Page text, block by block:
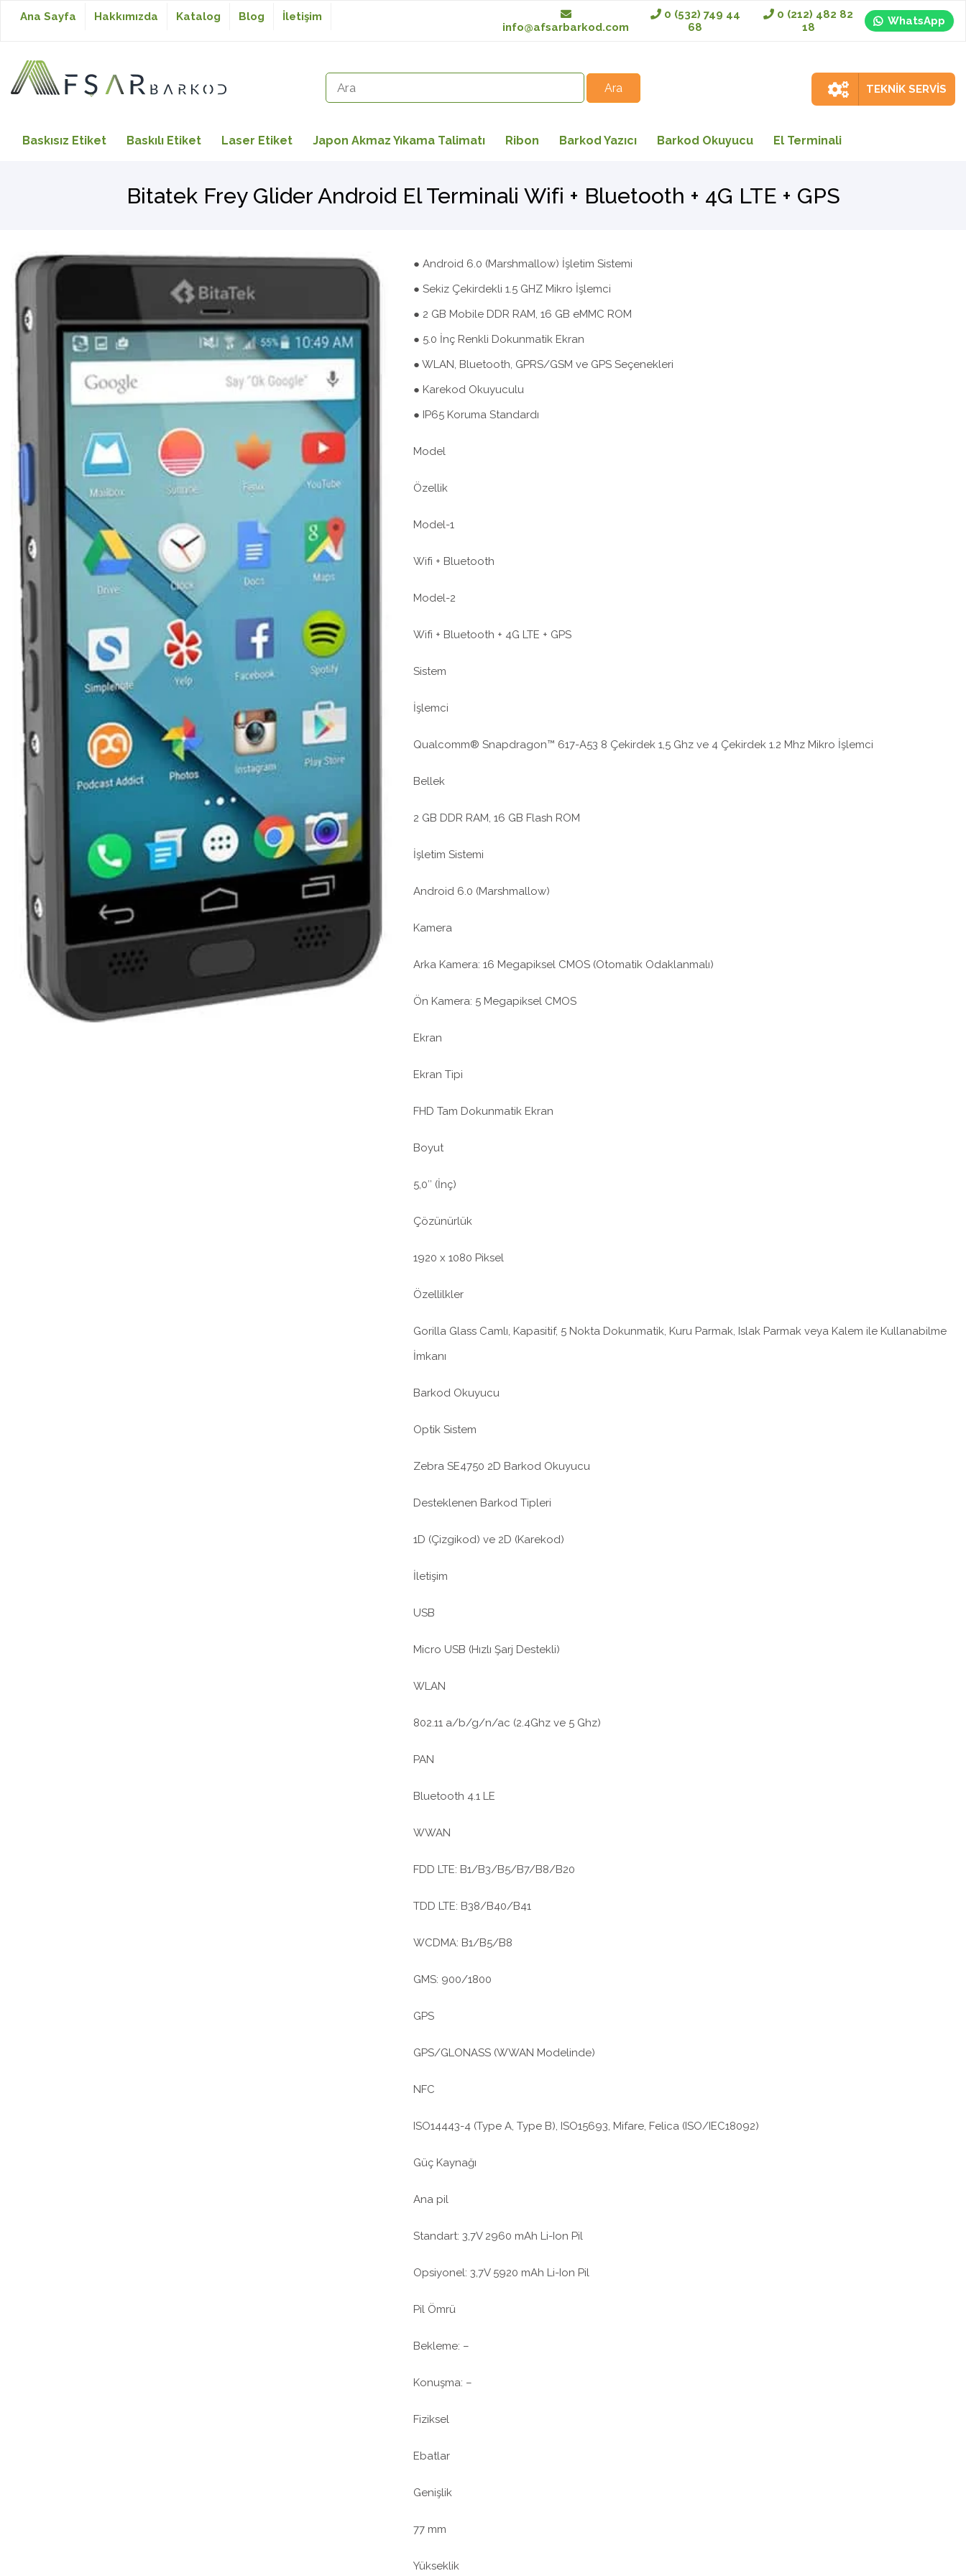
Baskısız Etiket
Ribon
Barkod Yazıcı
Barkod Okuyucu
El Terminali
Ana Sayfa Hakkımızda Katalog Blog
İletişim
info@afsarbarkod.com
0 (532) 749 44
68
0 (212) 482 82
18
WhatsApp
TEKNİK SERVİS
Baskısız Etiket Baskılı Etiket Laser Etiket Japon Akmaz Yıkama Talimatı Ribon Barkod Yazıcı Barkod Okuyucu El Terminali
Bitatek Frey Glider Android El Terminali Wifi + Bluetooth + 4G LTE + GPS
● Android 6.0 (Marshmallow) İşletim Sistemi
● Sekiz Çekirdekli 1.5 GHZ Mikro İşlemci
● 2 GB Mobile DDR RAM, 16 GB eMMC ROM
● 5.0 İnç Renkli Dokunmatik Ekran
● WLAN, Bluetooth, GPRS/GSM ve GPS Seçenekleri
● Karekod Okuyuculu
● IP65 Koruma Standardı
Model
Özellik
Model-1
Wifi + Bluetooth
Model-2
Wifi + Bluetooth + 4G LTE + GPS
Sistem
İşlemci
Qualcomm® Snapdragon™ 617-A53 8 Çekirdek 1,5 Ghz ve 4 Çekirdek 1.2 Mhz Mikro İşlemci
Bellek
2 GB DDR RAM, 16 GB Flash ROM
İşletim Sistemi
Android 6.0 (Marshmallow)
Kamera
Arka Kamera: 16 Megapiksel CMOS (Otomatik Odaklanmalı)
Ön Kamera: 5 Megapiksel CMOS
Ekran
Ekran Tipi
FHD Tam Dokunmatik Ekran
Boyut
5,0″ (İnç)
Çözünürlük
1920 x 1080 Piksel
Özellilkler
Gorilla Glass Camlı, Kapasitif, 5 Nokta Dokunmatik, Kuru Parmak, Islak Parmak veya Kalem ile Kullanabilme
İmkanı
Barkod Okuyucu
Optik Sistem
Zebra SE4750 2D Barkod Okuyucu
Desteklenen Barkod Tipleri
1D (Çizgikod) ve 2D (Karekod)
İletişim
USB
Micro USB (Hızlı Şarj Destekli)
WLAN
802.11 a/b/g/n/ac (2.4Ghz ve 5 Ghz)
PAN
Bluetooth 4.1 LE
WWAN
FDD LTE: B1/B3/B5/B7/B8/B20
TDD LTE: B38/B40/B41
WCDMA: B1/B5/B8
GMS: 900/1800
GPS
GPS/GLONASS (WWAN Modelinde)
NFC
ISO14443-4 (Type A, Type B), ISO15693, Mifare, Felica (ISO/IEC18092)
Güç Kaynağı
Ana pil
Standart: 3,7V 2960 mAh Li-Ion Pil
Opsiyonel: 3,7V 5920 mAh Li-Ion Pil
Pil Ömrü
Bekleme: –
Konuşma: –
Fiziksel
Ebatlar
Genişlik
77 mm
Yükseklik